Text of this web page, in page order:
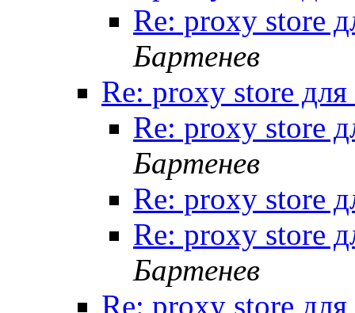
Re: proxy store
Бартенев
Re: proxy store
Re: proxy store
Бартенев
Re: proxy store
Re: proxy store
Бартенев
Re: proxy store